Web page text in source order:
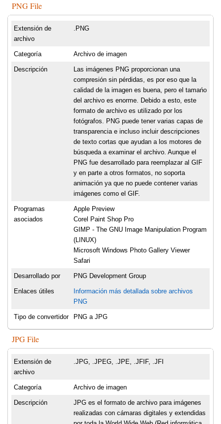
PNG File
Extensión de
archivo
.PNG
Categoría Archivo de imagen
Descripción
Las imágenes PNG proporcionan una
compresión sin pérdidas, es por eso que la
calidad de la imagen es buena, pero el tamańo
del archivo es enorme. Debido a esto, este
formato de archivo es utilizado por los
fotógrafos. PNG puede tener varias capas de
transparencia e incluso incluir descripciones
de texto cortas que ayudan a los motores de
búsqueda a examinar el archivo. Aunque el
PNG fue desarrollado para reemplazar al GIF
y en parte a otros formatos, no soporta
animación ya que no puede contener varias
imágenes como el GIF.
Programas
asociados
Apple Preview
Corel Paint Shop Pro
GIMP - The GNU Image Manipulation Program
(LINUX)
Microsoft Windows Photo Gallery Viewer
Safari
Desarrollado por PNG Development Group
Enlaces útiles
Información más detallada sobre archivos
PNG
Tipo de convertidor PNG a JPG
JPG File
Extensión de
archivo
.JPG, .JPEG, .JPE, .JFIF, .JFI
Categoría Archivo de imagen
Descripción
JPG es el formato de archivo para imágenes
realizadas con cámaras digitales y extendidas